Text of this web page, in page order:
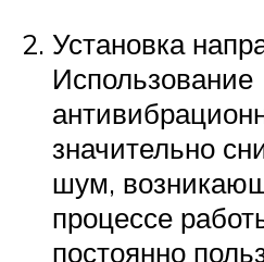
Установка
Использование
значительно
шум,
процессе
постоянно